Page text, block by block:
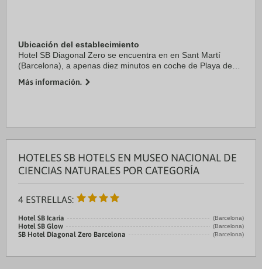
Ubicación del establecimiento
Hotel SB Diagonal Zero se encuentra en en Sant Martí
(Barcelona), a apenas diez minutos en coche de Playa de
se encuentra a 4,2 km de Playa de ...
Más información.
HOTELES SB HOTELS EN MUSEO NACIONAL DE
CIENCIAS NATURALES POR CATEGORÍA
4 ESTRELLAS:
Hotel SB Icaria (Barcelona)
Hotel SB Glow (Barcelona)
SB Hotel Diagonal Zero Barcelona (Barcelona)